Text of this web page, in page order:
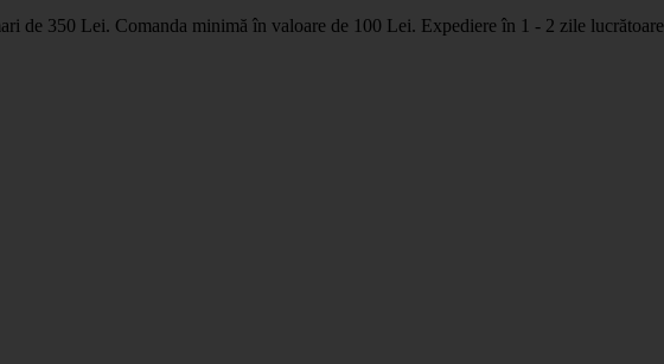
de 350 Lei. Comanda minimă în valoare de 100 Lei. Expediere în 1 - 2 zile